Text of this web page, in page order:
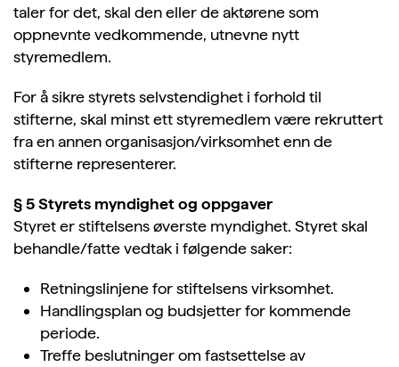
taler for det, skal den eller de aktørene som
oppnevnte vedkommende, utnevne nytt
styremedlem.
For å sikre styrets selvstendighet i forhold til
stifterne, skal minst ett styremedlem være rekruttert
fra en annen organisasjon/virksomhet enn de
stifterne representerer.
§ 5 Styrets myndighet og oppgaver
Styret er stiftelsens øverste myndighet. Styret skal
behandle/fatte vedtak i følgende saker:
Retningslinjene for stiftelsens virksomhet.
Handlingsplan og budsjetter for kommende
periode.
Treffe beslutninger om fastsettelse av